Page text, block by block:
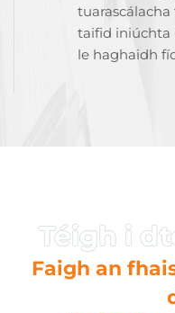
taifid iniúchta
le haghaidh
Faigh an